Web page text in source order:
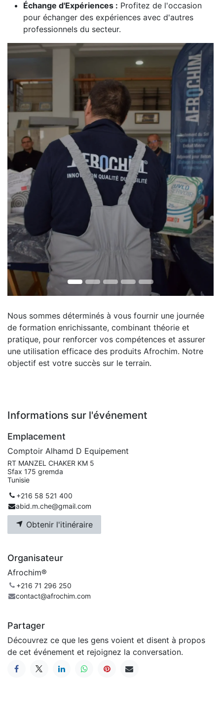
Échange d'Expériences : Profitez de l'occasion
pour échanger des expériences avec d'autres
professionnels du secteur.
Nous sommes déterminés à vous fournir une journée
de formation enrichissante, combinant théorie et
pratique, pour renforcer vos compétences et assurer
une utilisation efficace des produits Afrochim. Notre
objectif est votre succès sur le terrain.
Informations sur l'événement
Emplacement
Comptoir Alhamd D Equipement
RT MANZEL CHAKER KM 5
Sfax 175 gremda
Tunisie
+216 58 521 400
abid.m.che@gmail.com
Obtenir l'itinéraire
Organisateur
Afrochim®
+216 71 296 250
contact@afrochim.com
Partager
Découvrez ce que les gens voient et disent à propos
de cet événement et rejoignez la conversation.